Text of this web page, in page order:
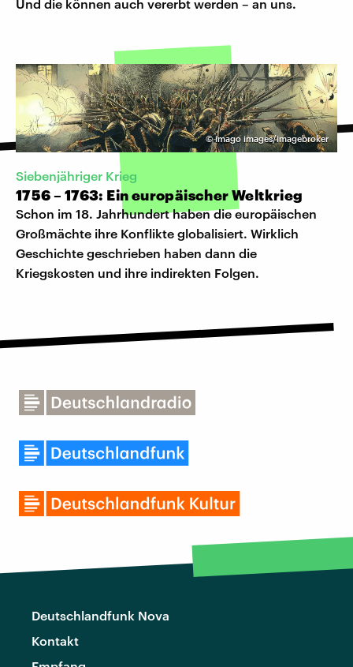
Und die können auch vererbt werden – an uns.
©imago images/imagebroker
Siebenjähriger Krieg
1756 – 1763: Ein europäischer Weltkrieg
Schon im 18. Jahrhundert haben die europäischen
Großmächte ihre Konflikte globalisiert. Wirklich
Geschichte geschrieben haben dann die
Kriegskosten und ihre indirekten Folgen.
Deutschlandfunk Nova
Kontakt